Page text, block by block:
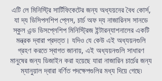
এটি লে মিনিস্ট্রি সার্টিফিকেটের জন্য অধ্যয়নের বৈধ কোর্স,
যা দ্য ডিসিপলশিপ প্লেস, চার্চ অফ দ্য নাজারিনস সানডে
স্কুল এন্ড ডিসপ্লেশিপ মিনিস্ট্রিজ ইন্টারন্যাশনালের একটি
মন্ত্রক দ্বারা প্রদত্ত। যদিও যে কেউ এই অধ্যয়নগুলি
গ্রহণ করতে স্বাগত জানায়, এই অধ্যয়নগুলি সাধারণ
মানুষের জন্য ডিজাইন করা হয়েছে যারা নাজারিন চার্চের জন্য
ম্যানুয়াল দ্বারা বর্ণিত পদক্ষেপগুলির মধ্য দিয়ে গেছে৷